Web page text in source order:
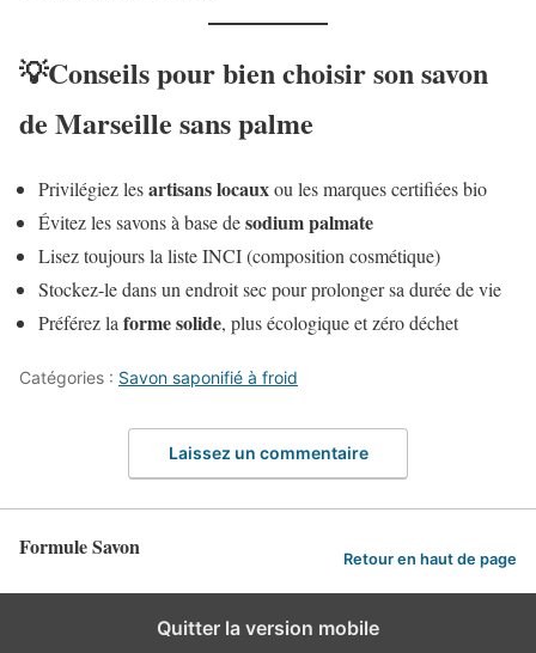
💡Conseils pour bien choisir son savon
de Marseille sans palme
Privilégiez lesartisans locauxou les marques certifiées bio
Évitez les savons à base desodium palmate
Lisez toujours la liste INCI (composition cosmétique)
Stockez-le dans un endroit sec pour prolonger sa durée de vie
Préférez laforme solide, plus écologique et zéro déchet
Catégories : Savon saponifié à froid
Laissez un commentaire
Formule Savon Retour en haut de page
Quitter la version mobile